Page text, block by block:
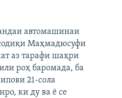
автомашинаи
Маҳмадюсуфи
аз тарафи шаҳри
роҳ баромада, ба
21-сола
ки ду ва ё се